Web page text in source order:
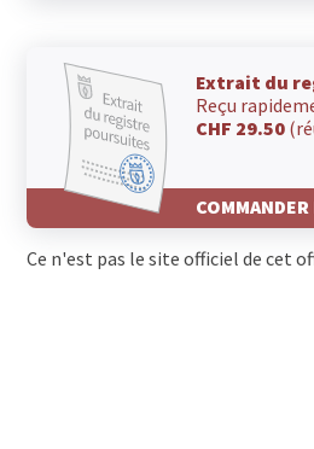
Extrait du
Reçu
CHF 29.50
Ce n'est pas le site officiel de cet